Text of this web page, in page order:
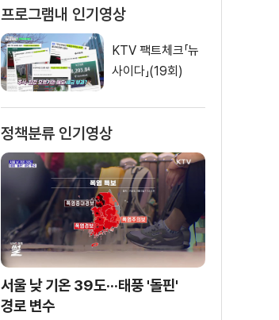
프로그램내 인기영상
KTV 팩트체크「뉴
사이다」(19회)
정책분류 인기영상
서울 낮 기온 39도···태풍 '돌핀'
경로 변수